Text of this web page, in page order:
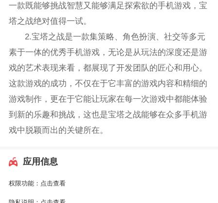
一款既能够挑战智慧又能够满足探索欲的手机游戏，宝
塔之战绝对值得一试。
2.宝塔之战是一款集策略、角色扮演、社交等多元
素于一体的优秀手机游戏，无论是从玩法的深度还是游
戏的艺术表现来看，都展现了开发团队的匠心和用心。
这款游戏的成功，不仅在于它丰富的游戏内容和精细的
游戏制作，更在于它能让玩家在每一次游戏中都能体验
到新的乐趣和挑战，这也是宝塔之战能够在众多手机游
戏中脱颖而出的关键所在。
应用信息
权限功能： 点击查看